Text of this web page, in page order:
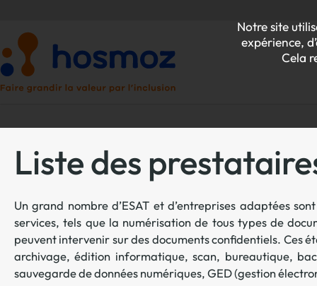
Notre site
expérience,
Cela
Liste des
Un grand nombre d’ESAT et d’entreprises adaptées
services, tels que la numérisation de tous types de
peuvent intervenir sur des documents confidentiels. Ces
archivage, édition informatique, scan, bureautique,
sauvegarde de données numériques, GED (gestion